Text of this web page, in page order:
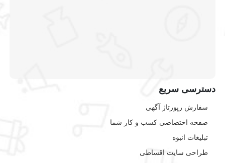
دسترسی سریع
سفارش رپورتاژ آگهی
صفحه اختصاصی کسب و کار شما
تبلیغات انبوه
طراحی سایت اقساطی